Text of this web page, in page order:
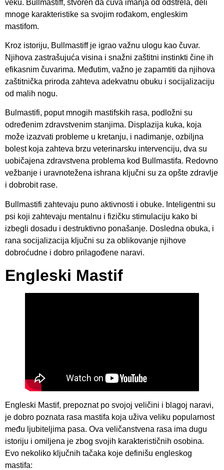
veku. Bullmastiff, stvoren da čuva imanja od odstrela, deli
mnoge karakteristike sa svojim rođakom, engleskim
mastifom.
Kroz istoriju, Bullmastiff je igrao važnu ulogu kao čuvar.
Njihova zastrašujuća visina i snažni zaštitni instinkti čine ih
efikasnim čuvarima. Međutim, važno je zapamtiti da njihova
zaštitnička priroda zahteva adekvatnu obuku i socijalizaciju
od malih nogu.
Bulmastifi, poput mnogih mastifskih rasa, podložni su
određenim zdravstvenim stanjima. Displazija kuka, koja
može izazvati probleme u kretanju, i nadimanje, ozbiljna
bolest koja zahteva brzu veterinarsku intervenciju, dva su
uobičajena zdravstvena problema kod Bullmastifa. Redovno
vežbanje i uravnotežena ishrana ključni su za opšte zdravlje
i dobrobit rase.
Bullmastifi zahtevaju puno aktivnosti i obuke. Inteligentni su
psi koji zahtevaju mentalnu i fizičku stimulaciju kako bi
izbegli dosadu i destruktivno ponašanje. Dosledna obuka, i
rana socijalizacija ključni su za oblikovanje njihove
dobroćudne i dobro prilagođene naravi.
Engleski Mastif
Engleski Mastif, prepoznat po svojoj veličini i blagoj naravi,
je dobro poznata rasa mastifa koja uživa veliku popularnost
među ljubiteljima pasa. Ova veličanstvena rasa ima dugu
istoriju i omiljena je zbog svojih karakterističnih osobina.
Evo nekoliko ključnih tačaka koje definišu engleskog
mastifa: